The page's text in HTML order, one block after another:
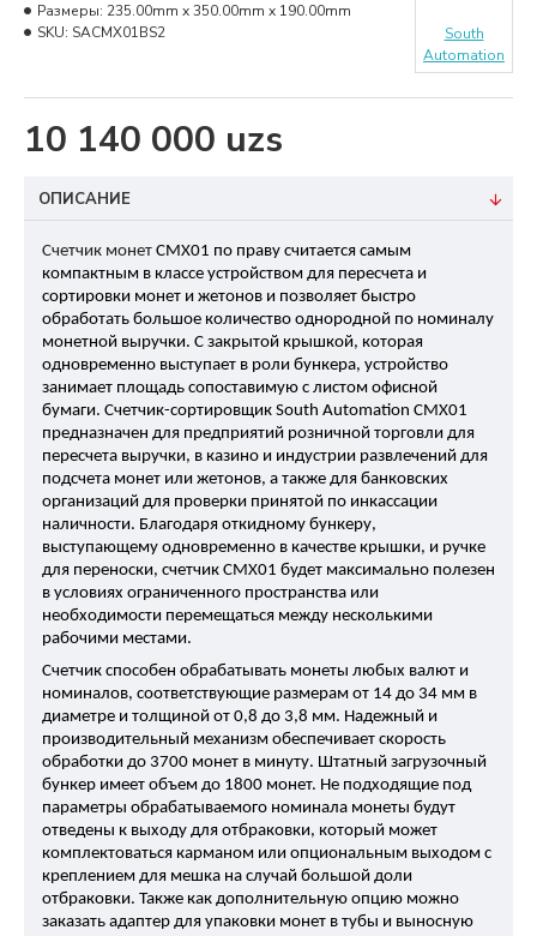
10 140 000 uzs
Размеры: 235.00mm x 350.00mm x 190.00mm
SKU: SACMX01BS2
South
Automation
ОПИСАНИЕ
Счетчик монет CMX01 по праву считается самым
компактным в классе устройством для пересчета и
сортировки монет и жетонов и позволяет быстро
обработать большое количество однородной по номиналу
монетной выручки. С закрытой крышкой, которая
одновременно выступает в роли бункера, устройство
занимает площадь сопоставимую с листом офисной
бумаги. Счетчик-сортировщик South Automation CMX01
предназначен для предприятий розничной торговли для
пересчета выручки, в казино и индустрии развлечений для
подсчета монет или жетонов, а также для банковских
организаций для проверки принятой по инкассации
наличности. Благодаря откидному бункеру,
выступающему одновременно в качестве крышки, и ручке
для переноски, счетчик CMX01 будет максимально полезен
в условиях ограниченного пространства или
необходимости перемещаться между несколькими
рабочими местами.
Счетчик способен обрабатывать монеты любых валют и
номиналов, соответствующие размерам от 14 до 34 мм в
диаметре и толщиной от 0,8 до 3,8 мм. Надежный и
производительный механизм обеспечивает скорость
обработки до 3700 монет в минуту. Штатный загрузочный
бункер имеет объем до 1800 монет. Не подходящие под
параметры обрабатываемого номинала монеты будут
отведены к выходу для отбраковки, который может
комплектоваться карманом или опциональным выходом с
креплением для мешка на случай большой доли
отбраковки. Также как дополнительную опцию можно
заказать адаптер для упаковки монет в тубы и выносную